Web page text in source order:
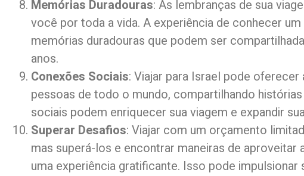
Memórias Duradouras: As lembranças de sua
você por toda a vida. A experiência de conhecer
memórias duradouras que podem ser
anos.
Conexões Sociais: Viajar para Israel pode
pessoas de todo o mundo, compartilhando
sociais podem enriquecer sua viagem e expandir
Superar Desafios: Viajar com um orçamento
mas superá-los e encontrar maneiras de aproveitar
uma experiência gratificante. Isso pode impulsionar